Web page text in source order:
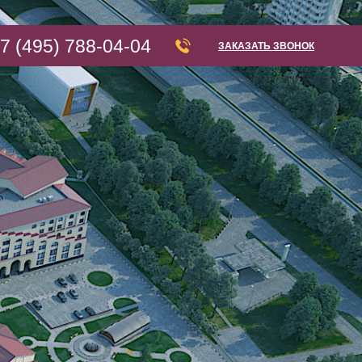
(495) 788-04-04 ЗАКАЗАТЬ ЗВОНОК